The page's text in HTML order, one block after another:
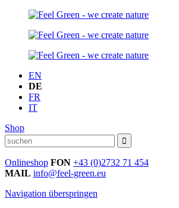
EN
DE
FR
IT
Shop
Onlineshop FON +43 (0)2732 71 454
MAIL info@feel-green.eu
Navigation überspringen